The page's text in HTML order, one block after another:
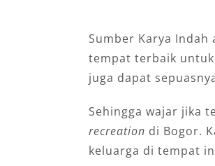
Sumber Karya
tempat terbaik
juga dapat
Sehingga wajar jika
recreation di Bogor.
keluarga di tempat